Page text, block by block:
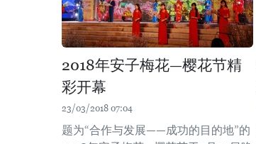
2018年安子梅花—樱花节精
彩开幕
23/03/2018 07:04
题为“合作与发展——成功的目的地”的